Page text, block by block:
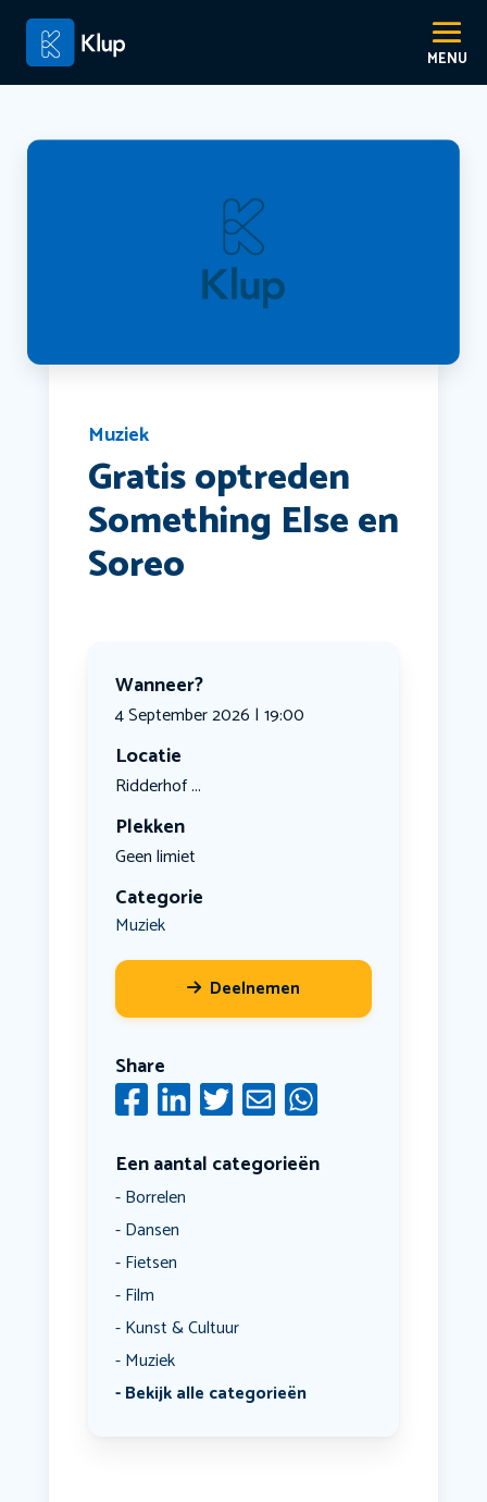
Muziek
Gratis optreden
Something Else en
Soreo
Wanneer?
4 September 2026 | 19:00
Locatie
Ridderhof ...
Plekken
Geen limiet
Categorie
Muziek
Deelnemen
Share
Een aantal categorieën
Borrelen
Dansen
Fietsen
Film
Kunst & Cultuur
Muziek
Bekijk alle categorieën